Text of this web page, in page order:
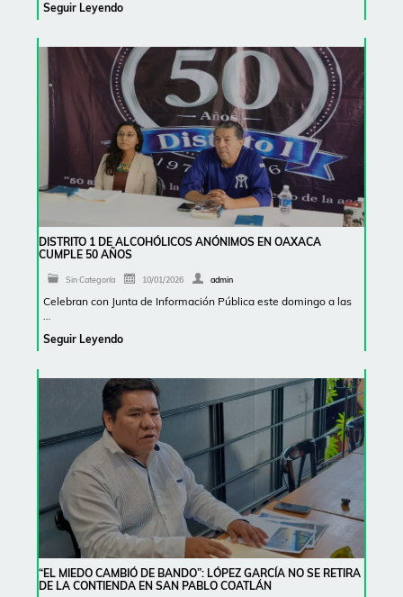
Seguir Leyendo
DISTRITO 1 DE ALCOHÓLICOS ANÓNIMOS EN OAXACA
CUMPLE 50 AÑOS
Sin Categoría 10/01/2026 admin
Celebran con Junta de Información Pública este domingo a las
…
Seguir Leyendo
“EL MIEDO CAMBIÓ DE BANDO”: LÓPEZ GARCÍA NO SE RETIRA
DE LA CONTIENDA EN SAN PABLO COATLÁN